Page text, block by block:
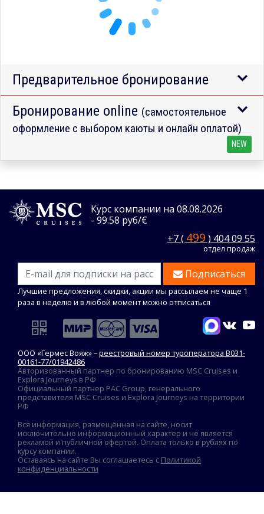
Предварительное бронирование
Бронирование online (самостоятельное
оформление с выбором каюты и онлайн оплатой)
NEW
Курс компании на 08.08.2026
- 99.58 руб/€
+7 ( 499 ) 404 09 55
отдел продаж
Подписаться
Лучшие предложения, скидки, акции мы рассылаем не чаще 1
раза в неделю и в любой момент можно отписаться
ООО «Гермес Вояж» –реестровый номер туроператора В031-
00161-77/01942486
Авторизованный партнер по бронированию MSC Cruises и
Explora Journeys в РФ
Официальный партнер PAC Group, генерального
представителя MSC Cruises и Explora Journeys на территории
РФ
Вся информация, размещённая на сайте, носит
исключительно информационный характер и не является
рекламой и публичной офертой. Оплата только в рублях по
курсу компании.
Оставаясь на сайте Вы соглашаетесь с Политикой
конфиденциальности